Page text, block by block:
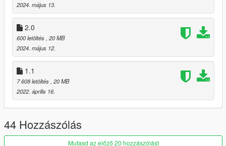
dlcpacks:\sjbenzml\
Go to: GTAV\mods\update\x64\dlcpacks
and make a folder called sjbenzml
add the included dlc.rpf file
SPAWN: sjbenzml
-----------------------------------------------------------------------
2024. május 13.
2.0
600 letöltés , 20 MB
2024. május 12.
1.1
7 608 letöltés , 20 MB
2022. április 16.
44 Hozzászólás
Mutasd az előző 20 hozzászólást